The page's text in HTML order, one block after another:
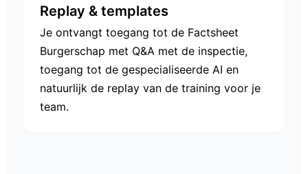
Replay & templates
Je ontvangt toegang tot de Factsheet
Burgerschap met Q&A met de inspectie,
toegang tot de gespecialiseerde AI en
natuurlijk de replay van de training voor je
team.